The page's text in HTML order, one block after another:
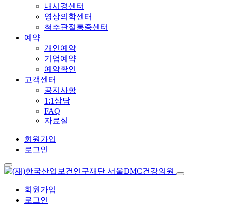
내시경센터
영상의학센터
척추관절통증센터
예약
개인예약
기업예약
예약확인
고객센터
공지사항
1:1상담
FAQ
자료실
회원가입
로그인
회원가입
로그인